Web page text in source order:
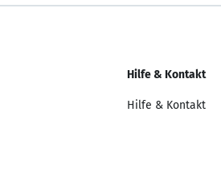
Hilfe & Kontakt
Hilfe & Kontakt